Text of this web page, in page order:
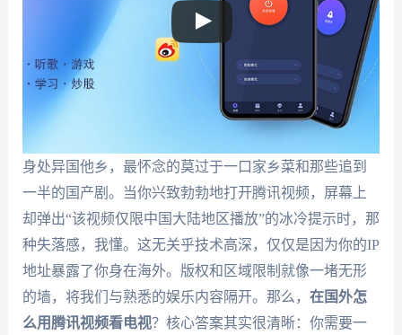
身处异国他乡，最怀念的莫过于一口家乡菜和那些追到
一半的国产剧。当你兴致勃勃地打开腾讯视频，屏幕上
却弹出“该视频仅限中国大陆地区播放”的冰冷提示时，那
种失落感，我懂。这无关乎技术高深，仅仅是因为你的IP
地址暴露了你身在海外。版权和区域限制就像一堵无形
的墙，将我们与熟悉的娱乐内容隔开。那么， 在国外怎
么用腾讯视频看电视？核心答案其实很清晰：你需要一